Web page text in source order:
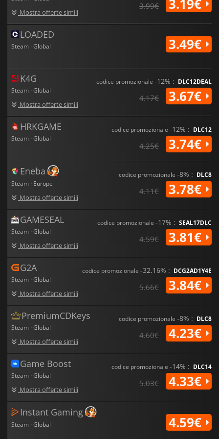
Mostra offerte simili
3.99€ 3.19€
LOADED
Steam · Global 3.49€
K4G
Steam · Global
Mostra offerte simili
codice promozionale -12% : DLC12DEAL
4.17€ 3.67€
HRKGAME
Steam · Global
codice promozionale -12% : DLC12
4.25€ 3.74€
Eneba
Steam · Europe
Mostra offerte simili
codice promozionale -8% : DLC8
4.11€ 3.78€
GAMESEAL
Steam · Global
Mostra offerte simili
codice promozionale -17% : SEAL17DLC
4.59€ 3.81€
G2A
Steam · Global
Mostra offerte simili
codice promozionale -32.16% : DCG2AD1Y4E
5.66€ 3.84€
PremiumCDKeys
Steam · Global
Mostra offerte simili
codice promozionale -8% : DLC8
4.60€ 4.23€
Game Boost
Steam · Global
Mostra offerte simili
codice promozionale -14% : DLC14
5.03€ 4.33€
Instant Gaming
Steam · Global 4.59€